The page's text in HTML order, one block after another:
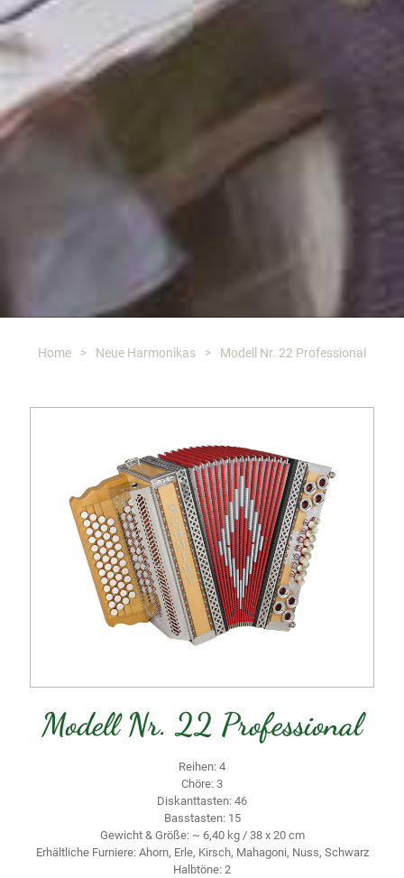
Home > Neue Harmonikas > Modell Nr. 22 Professional
Modell Nr. 22 Professional
Reihen: 4
Chöre: 3
Diskanttasten: 46
Basstasten: 15
Gewicht & Größe: ~ 6,40 kg / 38 x 20 cm
Erhältliche Furniere: Ahorn, Erle, Kirsch, Mahagoni, Nuss, Schwarz
Halbtöne: 2